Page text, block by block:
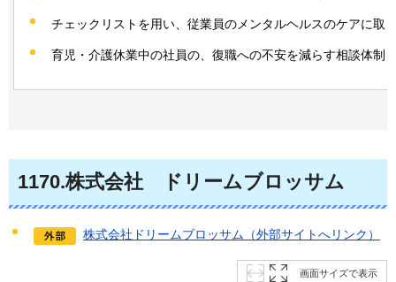
チェックリストを用い、従業員のメンタルヘルスのケアに取
育児・介護休業中の社員の、復職への不安を減らす相談体制
1170.株式会社 ドリームブロッサム
株式会社ドリームブロッサム（外部サイトへリンク）
画面サイズで表示